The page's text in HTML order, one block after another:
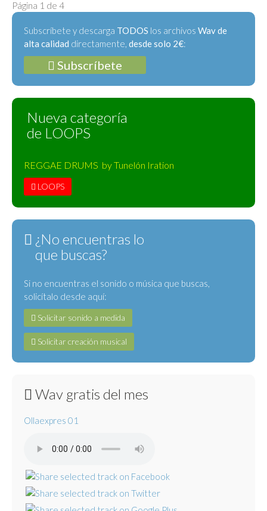
Página 1 de 4
Subscríbete y descarga TODOS los archivos Wav de
alta calidad directamente, desde solo 2€:
Subscríbete
Nueva categoría
de LOOPS
REGGAE DRUMS by Tunelón Iration
LOOPS
¿No encuentras lo
que buscas?
Si no encuentras el sonido o música que buscas,
solicítalo desde aquí:
Solicitar sonido a medida
Solicitar creación musical
Wav gratis del mes
Ollaexpres 01